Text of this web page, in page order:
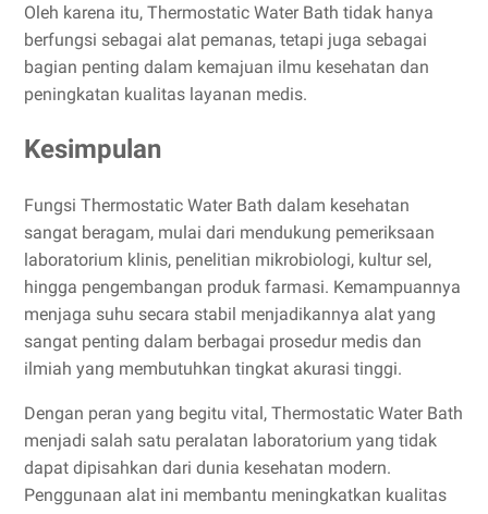
Oleh karena itu, Thermostatic Water Bath tidak hanya
berfungsi sebagai alat pemanas, tetapi juga sebagai
bagian penting dalam kemajuan ilmu kesehatan dan
peningkatan kualitas layanan medis.
Kesimpulan
Fungsi Thermostatic Water Bath dalam kesehatan
sangat beragam, mulai dari mendukung pemeriksaan
laboratorium klinis, penelitian mikrobiologi, kultur sel,
hingga pengembangan produk farmasi. Kemampuannya
menjaga suhu secara stabil menjadikannya alat yang
sangat penting dalam berbagai prosedur medis dan
ilmiah yang membutuhkan tingkat akurasi tinggi.
Dengan peran yang begitu vital, Thermostatic Water Bath
menjadi salah satu peralatan laboratorium yang tidak
dapat dipisahkan dari dunia kesehatan modern.
Penggunaan alat ini membantu meningkatkan kualitas